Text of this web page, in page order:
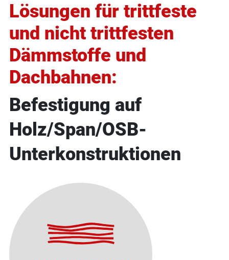
Lösungen für trittfeste
und nicht trittfesten
Dämmstoffe und
Dachbahnen:
Befestigung auf
Holz/Span/OSB-
Unterkonstruktionen